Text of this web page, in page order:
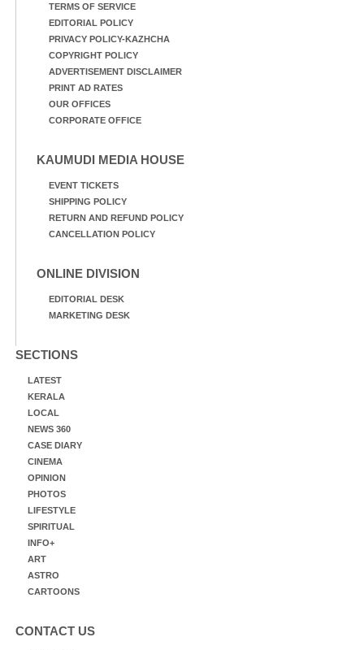
TERMS OF SERVICE
EDITORIAL POLICY
PRIVACY POLICY-KAZHCHA
COPYRIGHT POLICY
ADVERTISEMENT DISCLAIMER
PRINT AD RATES
OUR OFFICES
CORPORATE OFFICE
KAUMUDI MEDIA HOUSE
EVENT TICKETS
SHIPPING POLICY
RETURN AND REFUND POLICY
CANCELLATION POLICY
ONLINE DIVISION
EDITORIAL DESK
MARKETING DESK
SECTIONS
LATEST
KERALA
LOCAL
NEWS 360
CASE DIARY
CINEMA
OPINION
PHOTOS
LIFESTYLE
SPIRITUAL
INFO+
ART
ASTRO
CARTOONS
CONTACT US